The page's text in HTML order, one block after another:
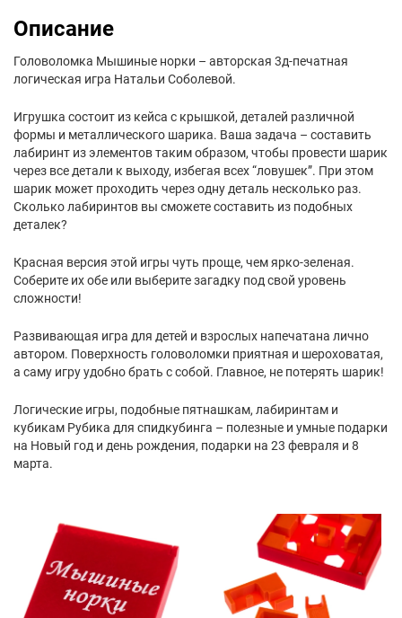
Описание
Головоломка Мышиные норки – авторская 3д-печатная
логическая игра Натальи Соболевой.
Игрушка состоит из кейса с крышкой, деталей различной
формы и металлического шарика. Ваша задача – составить
лабиринт из элементов таким образом, чтобы провести шарик
через все детали к выходу, избегая всех “ловушек”. При этом
шарик может проходить через одну деталь несколько раз.
Сколько лабиринтов вы сможете составить из подобных
деталек?
Красная версия этой игры чуть проще, чем ярко-зеленая.
Соберите их обе или выберите загадку под свой уровень
сложности!
Развивающая игра для детей и взрослых напечатана лично
автором. Поверхность головоломки приятная и шероховатая,
а саму игру удобно брать с собой. Главное, не потерять шарик!
Логические игры, подобные пятнашкам, лабиринтам и
кубикам Рубика для спидкубинга – полезные и умные подарки
на Новый год и день рождения, подарки на 23 февраля и 8
марта.